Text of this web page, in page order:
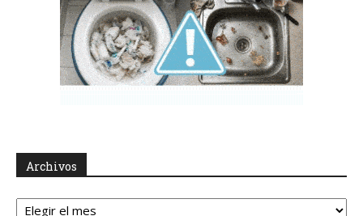
Archivos
Archivos